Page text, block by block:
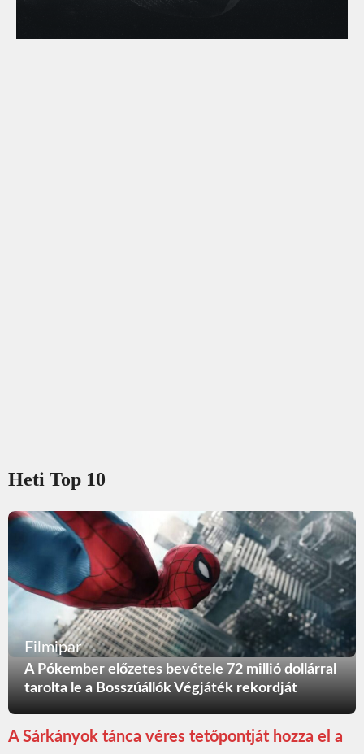
Heti Top 10
Filmipar
A Pókember előzetes bevétele 72 millió dollárral
tarolta le a Bosszúállók Végjáték rekordját
A Sárkányok tánca véres tetőpontját hozza el a